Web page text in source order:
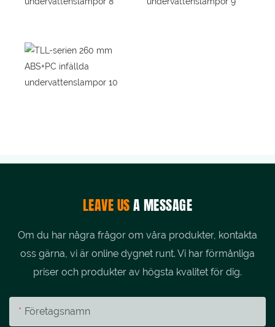
LEAVE USA MESSAGE
Om du har några frågor om våra produkter, kontakta
oss gärna, vi är online dygnet runt. Vi har förmånliga
priser och produkter av högsta kvalitet för dig.
Företagsnamn